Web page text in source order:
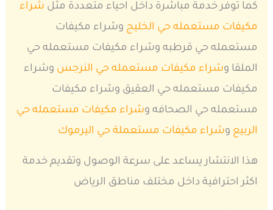
كما توفر خدمة مباشرة داخل احياء متعددة مثل شراء
مكيفات مستعمله حي الخليج وشراء مكيفات
مستعمله حي قرطبه وشراء مكيفات مستعمله حي
الملقا وشراء مكيفات مستعمله حي النرجس وشراء
مكيفات مستعمله حي العقيق وشراء مكيفات
مستعمله حي الصحافه وشراء مكيفات مستعمله حي
الربيع وشراء مكيفات مستعملة حي اليرموك
هذا الانتشار يساعد على سرعة الوصول وتقديم خدمة
اكثر احترافية داخل مختلف مناطق الرياض